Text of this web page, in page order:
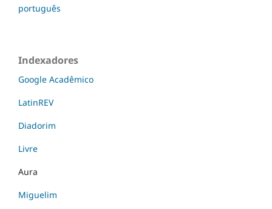
português
Indexadores
Google Acadêmico
LatinREV
Diadorim
Livre
Aura
Miguelim